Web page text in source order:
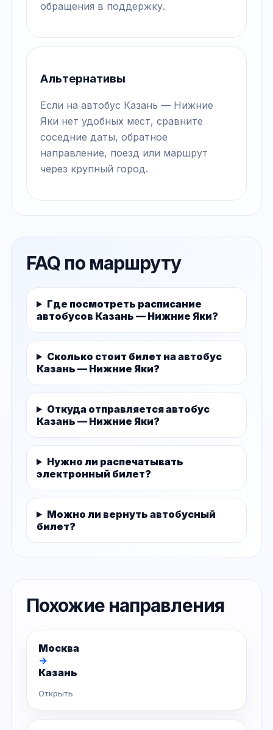
обращения в поддержку.
Альтернативы
Если на автобус Казань — Нижние
Яки нет удобных мест, сравните
соседние даты, обратное
направление, поезд или маршрут
через крупный город.
FAQ по маршруту
Где посмотреть расписание
автобусов Казань — Нижние Яки?
Сколько стоит билет на автобус
Казань — Нижние Яки?
Откуда отправляется автобус
Казань — Нижние Яки?
Нужно ли распечатывать
электронный билет?
Можно ли вернуть автобусный
билет?
Похожие направления
Москва
→
Казань
Открыть